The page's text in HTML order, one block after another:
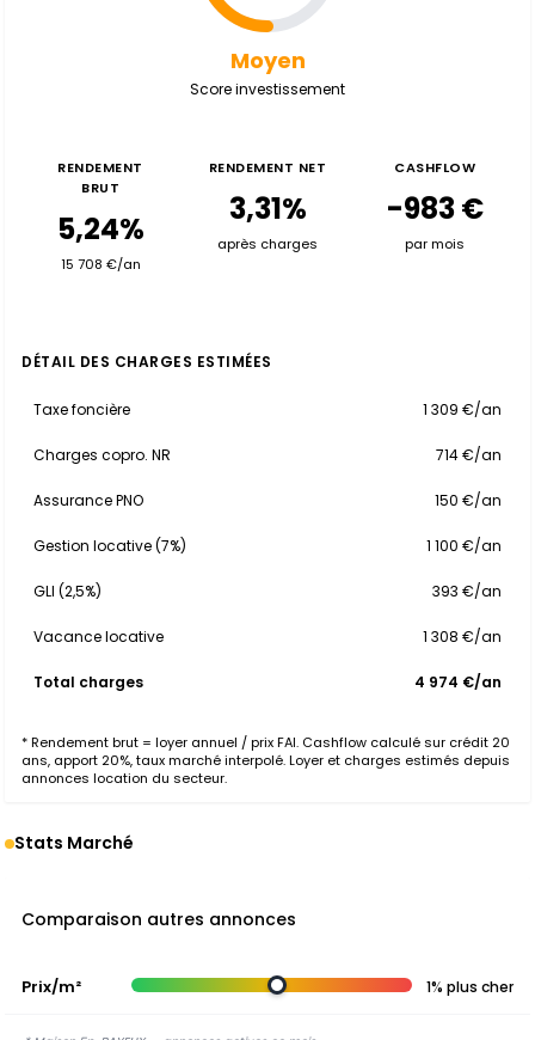
Moyen
Score investissement
RENDEMENT
BRUT
5,24%
15 708 €/an
RENDEMENT NET
3,31%
après charges
CASHFLOW
-983 €
par mois
DÉTAIL DES CHARGES ESTIMÉES
Taxe foncière 1 309 €/an
Charges copro. NR 714 €/an
Assurance PNO 150 €/an
Gestion locative (7%) 1 100 €/an
GLI (2,5%) 393 €/an
Vacance locative 1 308 €/an
Total charges 4 974 €/an
* Rendement brut = loyer annuel / prix FAI. Cashflow calculé sur crédit 20
ans, apport 20%, taux marché interpolé. Loyer et charges estimés depuis
annonces location du secteur.
Stats Marché
Comparaison autres annonces
Prix/m² 1% plus cher